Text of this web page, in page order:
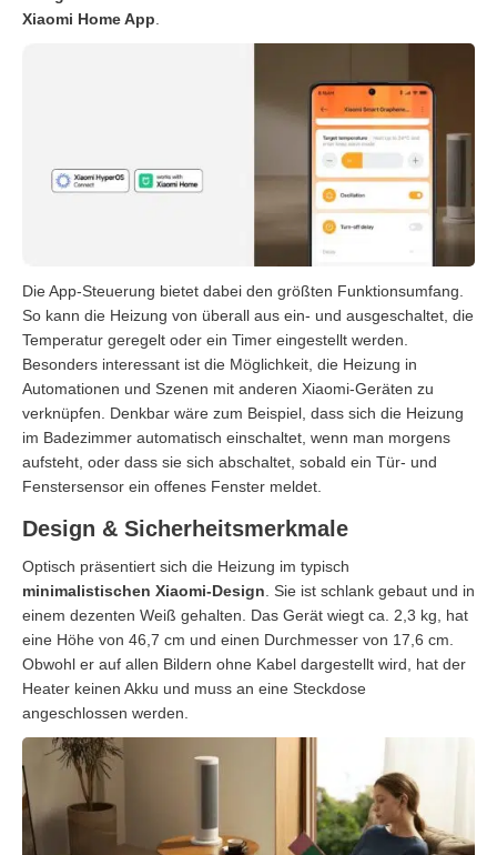
Xiaomi Home App
Die App-Steuerung bietet dabei den größten Funktionsumfang.
So kann die Heizung von überall aus ein- und ausgeschaltet, die
Temperatur geregelt oder ein Timer eingestellt werden.
Besonders interessant ist die Möglichkeit, die Heizung in
Automationen und Szenen mit anderen Xiaomi-Geräten zu
verknüpfen. Denkbar wäre zum Beispiel, dass sich die Heizung
im Badezimmer automatisch einschaltet, wenn man morgens
aufsteht, oder dass sie sich abschaltet, sobald ein Tür- und
Fenstersensor ein offenes Fenster meldet.
Design & Sicherheitsmerkmale
Optisch präsentiert sich die Heizung im typisch
minimalistischen Xiaomi-Design. Sie ist schlank gebaut und in
einem dezenten Weiß gehalten. Das Gerät wiegt ca. 2,3 kg, hat
eine Höhe von 46,7 cm und einen Durchmesser von 17,6 cm.
Obwohl er auf allen Bildern ohne Kabel dargestellt wird, hat der
Heater keinen Akku und muss an eine Steckdose
angeschlossen werden.